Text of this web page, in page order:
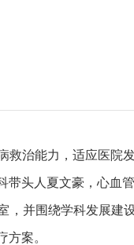
治能力，适应医
头人夏文豪，心血
并围绕学科发展
案。